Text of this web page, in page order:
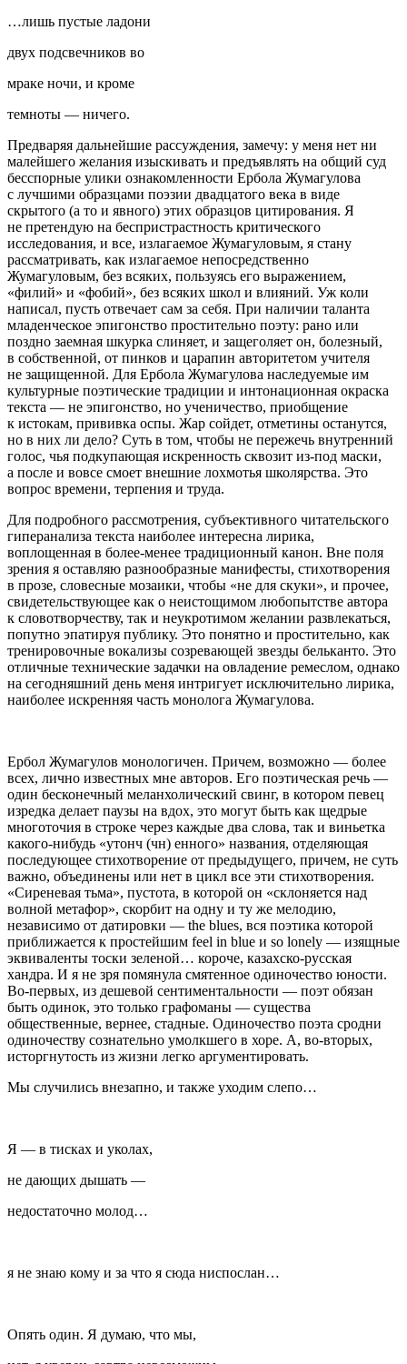
…лишь пустые ладони
двух подсвечников во
мраке ночи, и кроме
темноты — ничего.
Предваряя дальнейшие рассуждения, замечу: у меня нет ни
малейшего желания изыскивать и предъявлять на общий суд
бесспорные улики ознакомленности Ербола Жумагулова
с лучшими образцами поэзии двадцатого века в виде
скрытого (а то и явного) этих образцов цитирования. Я
не претендую на беспристрастность критического
исследования, и все, излагаемое Жумагуловым, я стану
рассматривать, как излагаемое непосредственно
Жумагуловым, без всяких, пользуясь его выражением,
«филий» и «фобий», без всяких школ и влияний. Уж коли
написал, пусть отвечает сам за себя. При наличии таланта
младенческое эпигонство простительно поэту: рано или
поздно заемная шкурка слиняет, и защеголяет он, болезный,
в собственной, от пинков и царапин авторитетом учителя
не защищенной. Для Ербола Жумагулова наследуемые им
культурные поэтические традиции и интонационная окраска
текста — не эпигонство, но ученичество, приобщение
к истокам, прививка оспы. Жар сойдет, отметины останутся,
но в них ли дело? Суть в том, чтобы не пережечь внутренний
голос, чья подкупающая искренность сквозит из-под маски,
а после и вовсе смоет внешние лохмотья школярства. Это
вопрос времени, терпения и труда.
Для подробного рассмотрения, субъективного читательского
гиперанализа текста наиболее интересна лирика,
воплощенная в более-менее традиционный канон. Вне поля
зрения я оставляю разнообразные манифесты, стихотворения
в прозе, словесные мозаики, чтобы «не для скуки», и прочее,
свидетельствующее как о неистощимом любопытстве автора
к словотворчеству, так и неукротимом желании развлекаться,
попутно эпатируя публику. Это понятно и простительно, как
тренировочные вокализы созревающей звезды бельканто. Это
отличные технические задачки на овладение ремеслом, однако
на сегодняшний день меня интригует исключительно лирика,
наиболее искренняя часть монолога Жумагулова.
Ербол Жумагулов монологичен. Причем, возможно — более
всех, лично известных мне авторов. Его поэтическая речь —
один бесконечный меланхолический свинг, в котором певец
изредка делает паузы на вдох, это могут быть как щедрые
многоточия в строке через каждые два слова, так и виньетка
какого-нибудь «утонч (чн) енного» названия, отделяющая
последующее стихотворение от предыдущего, причем, не суть
важно, объединены или нет в цикл все эти стихотворения.
«Сиреневая тьма», пустота, в которой он «склоняется над
волной метафор», скорбит на одну и ту же мелодию,
независимо от датировки — the blues, вся поэтика которой
приближается к простейшим feel in blue и so lonely — изящные
эквиваленты тоски зеленой… короче, казахско-русская
хандра. И я не зря помянула смятенное одиночество юности.
Во-первых, из дешевой сентиментальности — поэт обязан
быть одинок, это только графоманы — существа
общественные, вернее, стадные. Одиночество поэта сродни
одиночеству сознательно умолкшего в хоре. А, во-вторых,
исторгнутость из жизни легко аргументировать.
Мы случились внезапно, и также уходим слепо…
Я — в тисках и уколах,
не дающих дышать —
недостаточно молод…
я не знаю кому и за что я сюда ниспослан…
Опять один. Я думаю, что мы,